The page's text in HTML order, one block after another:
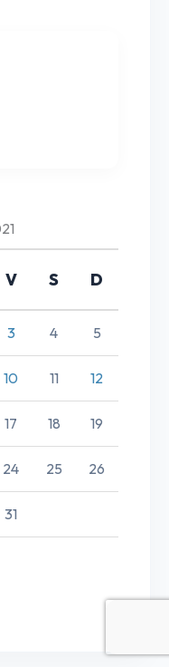
V S D
3 4 5
10 11 12
17 18 19
24 25 26
31